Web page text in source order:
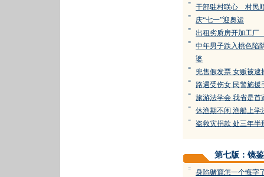
= 干部驻村联心 村民
= 庆“七一”迎奥运
= 出租劣质房开加工
=
中年男子跌入桃色
婆
= 兜售假发票 女贩被逮
= 路遇受伤女 民警施援
= 旅游法学会 我省是首
= 休渔期不闲 渔船上学
= 盗救灾捐款 处三年半
第七版：镜鉴
= 身陷赌窟怎一个悔字